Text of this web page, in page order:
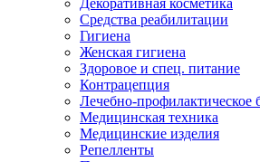
Декоративная косметика
Средства реабилитации
Гигиена
Женская гигиена
Здоровое и спец. питание
Контрацепция
Лечебно-профилактическое
Медицинская техника
Медицинские изделия
Репелленты